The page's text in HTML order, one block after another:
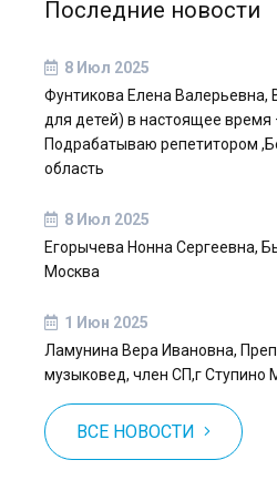
Последние новости
8 Июл 2025
Фунтикова Елена Валерьевна,
для детей) в настоящее время
Подрабатываю репетитором
область
8 Июл 2025
Егорычева Нонна Сергеевна,
Москва
1 Июн 2025
Ламунина Вера Ивановна,
музыковед, член СП,г Ступино
ВСЕ НОВОСТИ